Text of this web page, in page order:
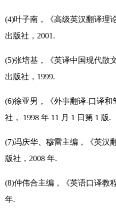
(4)叶子南，《高级英汉翻译理
出版社，2001.
(5)张培基，《英译中国现代散
出版社，1999.
(6)徐亚男，《外事翻译-口译和
社， 1998 年 11 月 1 日第 1 版.
(7)冯庆华、穆雷主编，《英汉
版社，2008 年.
(8)仲伟合主编，《英语口译教
年.